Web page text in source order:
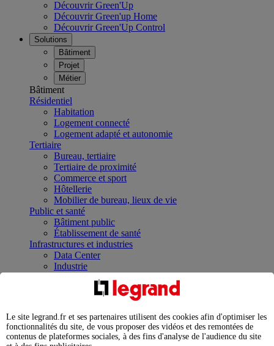
Découvrir Green'Up
Découvrir Green'up Home
Découvrir Green'Up Control
Solutions
Bâtiment
Projet
Métier
Bâtiment
Résidentiel
Habitation
Logement connecté
Logement adapté et autonomie
Tertiaire
Bureau, tertiaire
Tertiaire de proximité
Commerce et sport
Hôtellerie
Mobilier de bureau, lieux de vie
Public et santé
Bâtiment public
Établissement de santé
Infrastructures et industries
Data Center
Industrie
Infrastructures
Contrôler et planifier le fonctionnement des appareils
Répartir et optimiser son tableau électrique
Legrand Data Center Solutions : concentrer les
expertises au service de vos performances
Le site legrand.fr et ses partenaires utilisent des cookies afin d'optimiser les
fonctionnalités du site, de vous proposer des vidéos et des remontées de
contenus de plateformes sociales, à des fins d'analyse de l'audience du site